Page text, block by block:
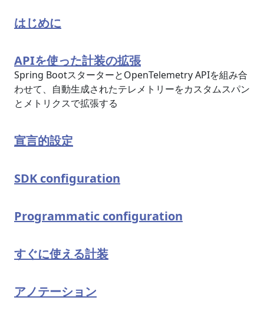
はじめに
APIを使った計装の拡張
Spring BootスターターとOpenTelemetry APIを組み合
わせて、自動生成されたテレメトリーをカスタムスパン
とメトリクスで拡張する
宣言的設定
SDK configuration
Programmatic configuration
すぐに使える計装
アノテーション